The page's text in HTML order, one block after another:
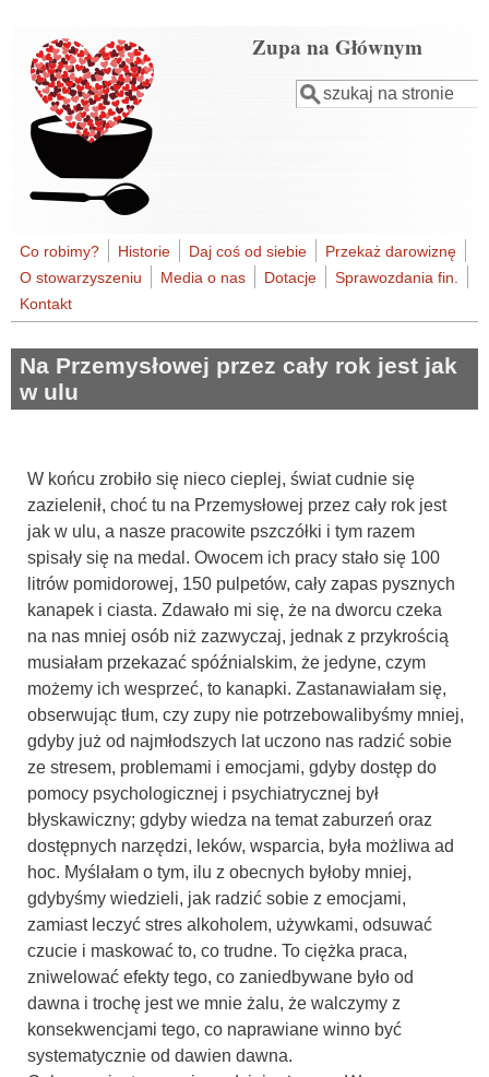
Zupa na Głównym
Formularz
Szukaj
Co robimy? Historie Daj coś od siebie
Przekaż darowiznę
O stowarzyszeniu
Media o nas Dotacje
Sprawozdania fin.
Kontakt
Na Przemysłowej przez cały rok jest jak
w ulu
W końcu zrobiło się nieco cieplej, świat cudnie się
zazielenił, choć tu na Przemysłowej przez cały rok jest
jak w ulu, a nasze pracowite pszczółki i tym razem
spisały się na medal. Owocem ich pracy stało się 100
litrów pomidorowej, 150 pulpetów, cały zapas pysznych
kanapek i ciasta. Zdawało mi się, że na dworcu czeka
na nas mniej osób niż zazwyczaj, jednak z przykrością
musiałam przekazać spóźnialskim, że jedyne, czym
możemy ich wesprzeć, to kanapki. Zastanawiałam się,
obserwując tłum, czy zupy nie potrzebowalibyśmy mniej,
gdyby już od najmłodszych lat uczono nas radzić sobie
ze stresem, problemami i emocjami, gdyby dostęp do
pomocy psychologicznej i psychiatrycznej był
błyskawiczny; gdyby wiedza na temat zaburzeń oraz
dostępnych narzędzi, leków, wsparcia, była możliwa ad
hoc. Myślałam o tym, ilu z obecnych byłoby mniej,
gdybyśmy wiedzieli, jak radzić sobie z emocjami,
zamiast leczyć stres alkoholem, używkami, odsuwać
czucie i maskować to, co trudne. To ciężka praca,
zniwelować efekty tego, co zaniedbywane było od
dawna i trochę jest we mnie żalu, że walczymy z
konsekwencjami tego, co naprawiane winno być
systematycznie od dawien dawna.